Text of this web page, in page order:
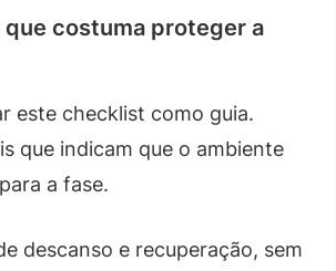
costuma proteger a
este checklist como guia.
que indicam que o ambiente
a fase.
descanso e recuperação, sem